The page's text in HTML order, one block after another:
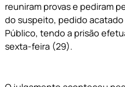
reuniram provas e pediram
do suspeito, pedido
Público, tendo a prisão
sexta-feira (29).